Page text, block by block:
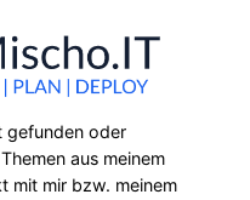
gefunden oder
aus meinem
mit mir bzw. meinem